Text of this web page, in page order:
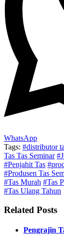
WhatsApp
Tags: #distributor
Tas Tas Seminar
#Penjahit Tas
#Produsen Tas
#Tas Murah #Tas
#Tas Ulang Tahun
Related Posts
Pengrajin